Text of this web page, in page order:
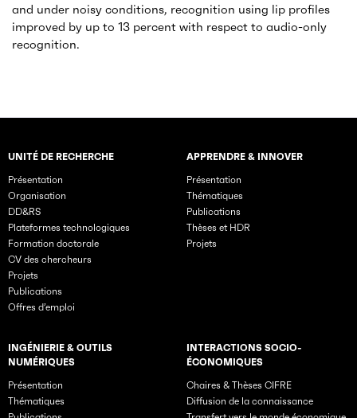
and under noisy conditions, recognition using lip profiles
improved by up to 13 percent with respect to audio-only
recognition.
Rubriques principales du site
UNITÉ DE RECHERCHE
Présentation
Organisation
DD&RS
Plateformes technologiques
Formation doctorale
CV des chercheurs
Projets
Publications
Offres d’emploi
APPRENDRE & INNOVER
Présentation
Thématiques
Publications
Thèses et HDR
Projets
INGÉNIERIE & OUTILS
NUMÉRIQUES
Présentation
Thématiques
INTERACTIONS SOCIO-
ÉCONOMIQUES
Chaires & Thèses CIFRE
Diffusion de la connaissance